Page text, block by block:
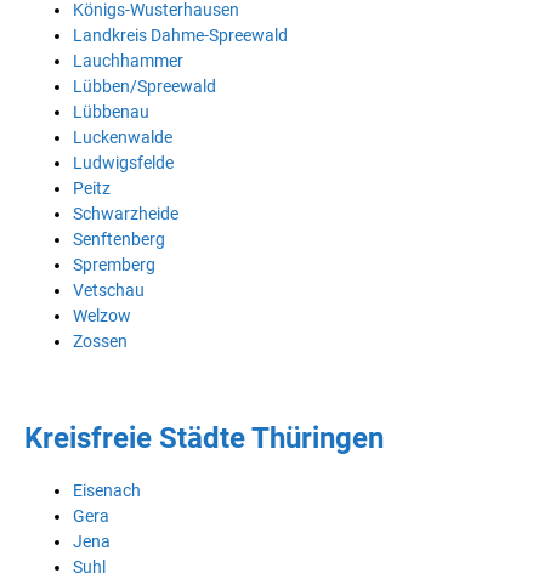
Königs-Wusterhausen
Landkreis Dahme-Spreewald
Lauchhammer
Lübben/Spreewald
Lübbenau
Luckenwalde
Ludwigsfelde
Peitz
Schwarzheide
Senftenberg
Spremberg
Vetschau
Welzow
Zossen
Kreisfreie Städte Thüringen
Eisenach
Gera
Jena
Suhl